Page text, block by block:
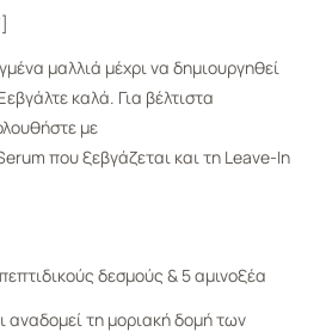
μαλλιά μέχρι να δημιουργηθεί
καλά. Για βέλτιστα
με
που ξεβγάζεται και τη Leave-In
δεσμούς & 5 αμινοξέα
αναδομεί τη μοριακή δομή των